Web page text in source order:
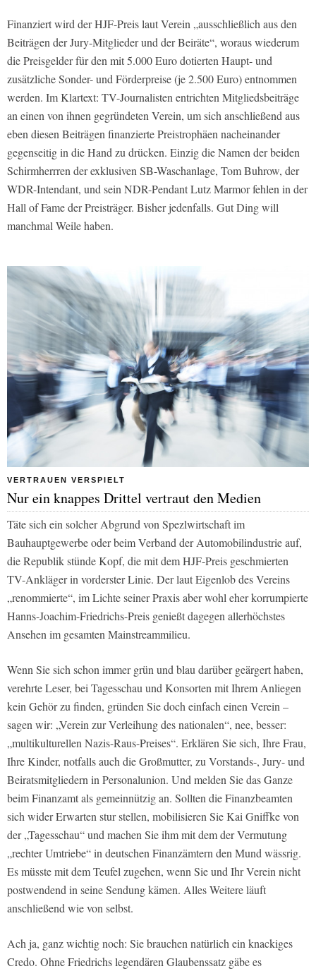
Finanziert wird der HJF-Preis laut Verein „ausschließlich aus den
Beiträgen der Jury-Mitglieder und der Beiräte“, woraus wiederum
die Preisgelder für den mit 5.000 Euro dotierten Haupt- und
zusätzliche Sonder- und Förderpreise (je 2.500 Euro) entnommen
werden. Im Klartext: TV-Journalisten entrichten Mitgliedsbeiträge
an einen von ihnen gegründeten Verein, um sich anschließend aus
eben diesen Beiträgen finanzierte Preistrophäen nacheinander
gegenseitig in die Hand zu drücken. Einzig die Namen der beiden
Schirmherrren der exklusiven SB-Waschanlage, Tom Buhrow, der
WDR-Intendant, und sein NDR-Pendant Lutz Marmor fehlen in der
Hall of Fame der Preisträger. Bisher jedenfalls. Gut Ding will
manchmal Weile haben.
VERTRAUEN VERSPIELT
Nur ein knappes Drittel vertraut den Medien
Täte sich ein solcher Abgrund von Spezlwirtschaft im
Bauhauptgewerbe oder beim Verband der Automobilindustrie auf,
die Republik stünde Kopf, die mit dem HJF-Preis geschmierten
TV-Ankläger in vorderster Linie. Der laut Eigenlob des Vereins
„renommierte“, im Lichte seiner Praxis aber wohl eher korrumpierte
Hanns-Joachim-Friedrichs-Preis genießt dagegen allerhöchstes
Ansehen im gesamten Mainstreammilieu.
Wenn Sie sich schon immer grün und blau darüber geärgert haben,
verehrte Leser, bei Tagesschau und Konsorten mit Ihrem Anliegen
kein Gehör zu finden, gründen Sie doch einfach einen Verein –
sagen wir: „Verein zur Verleihung des nationalen“, nee, besser:
„multikulturellen Nazis-Raus-Preises“. Erklären Sie sich, Ihre Frau,
Ihre Kinder, notfalls auch die Großmutter, zu Vorstands-, Jury- und
Beiratsmitgliedern in Personalunion. Und melden Sie das Ganze
beim Finanzamt als gemeinnützig an. Sollten die Finanzbeamten
sich wider Erwarten stur stellen, mobilisieren Sie Kai Gniffke von
der „Tagesschau“ und machen Sie ihm mit dem der Vermutung
„rechter Umtriebe“ in deutschen Finanzämtern den Mund wässrig.
Es müsste mit dem Teufel zugehen, wenn Sie und Ihr Verein nicht
postwendend in seine Sendung kämen. Alles Weitere läuft
anschließend wie von selbst.
Ach ja, ganz wichtig noch: Sie brauchen natürlich ein knackiges
Credo. Ohne Friedrichs legendären Glaubenssatz gäbe es